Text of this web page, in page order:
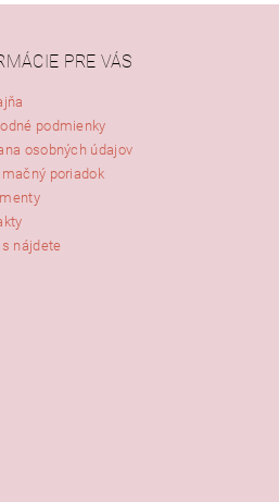
PRE VÁS
podmienky
osobných údajov
poriadok
nájdete